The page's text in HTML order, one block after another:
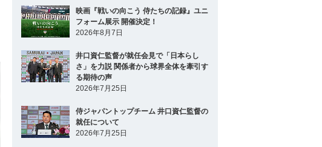
映画『戦いの向こう 侍たちの記録』ユニ
フォーム展示 開催決定！
2026年8月7日
井口資仁監督が就任会見で「日本らし
さ」を力説 関係者から球界全体を牽引す
る期待の声
2026年7月25日
侍ジャパントップチーム 井口資仁監督の
就任について
2026年7月25日